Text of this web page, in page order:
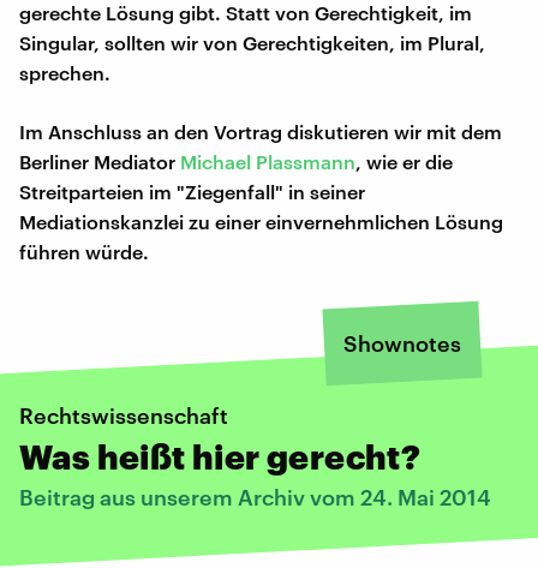
gerechte Lösung gibt. Statt von Gerechtigkeit, im
Singular, sollten wir von Gerechtigkeiten, im Plural,
sprechen.
Im Anschluss an den Vortrag diskutieren wir mit dem
Berliner Mediator Michael Plassmann , wie er die
Streitparteien im "Ziegenfall" in seiner
Mediationskanzlei zu einer einvernehmlichen Lösung
führen würde.
Shownotes
​Rechtswissenschaft
Was heißt hier gerecht?
Beitrag aus unserem Archiv vom 24. Mai 2014